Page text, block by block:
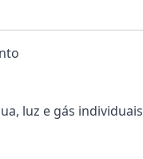
luz e gás individuais